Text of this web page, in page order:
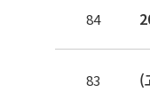
84
83 (